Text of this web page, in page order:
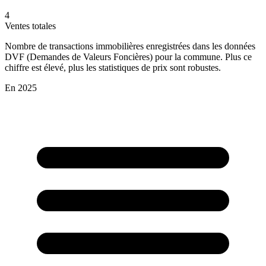
4
Ventes totales
Nombre de transactions immobilières enregistrées dans les données
DVF (Demandes de Valeurs Foncières) pour la commune. Plus ce
chiffre est élevé, plus les statistiques de prix sont robustes.
En 2025